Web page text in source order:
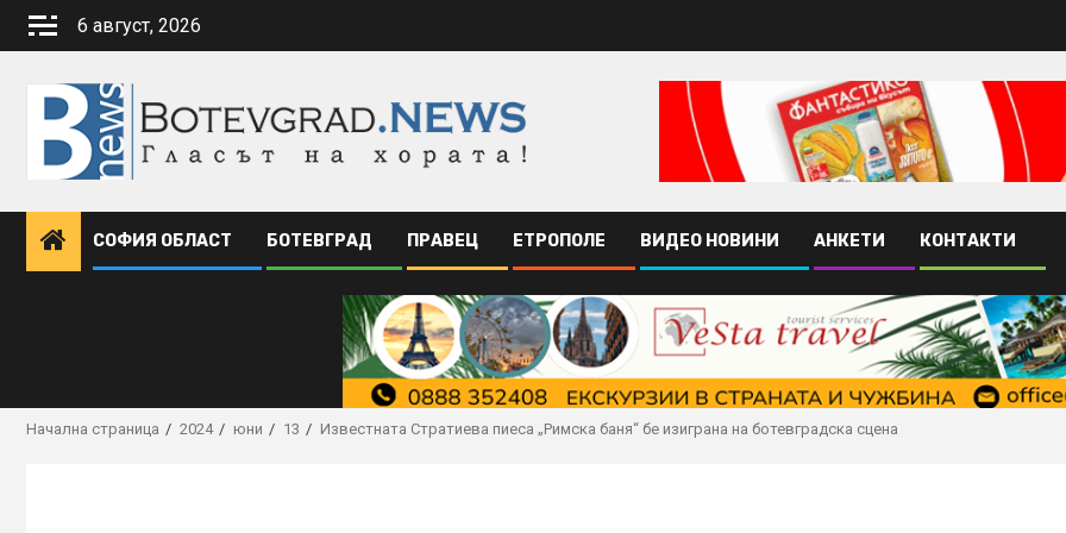
Skip
6 август, 2026
СОФИЯ ОБЛАСТ БОТЕВГРАД ПРАВЕЦ ЕТРОПОЛЕ ВИДЕО НОВИНИ АНКЕТИ КОНТАКТИ
Начална страница 2024 юни 13 Известната Стратиева пиеса „Римска баня“ бе изиграна на ботевградска сцена